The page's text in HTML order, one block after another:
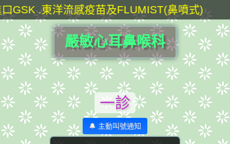
GSK .東洋流感疫苗及FLUMIST(鼻噴式)
嚴敏心耳鼻喉科
一診
🔔 主動叫號通知